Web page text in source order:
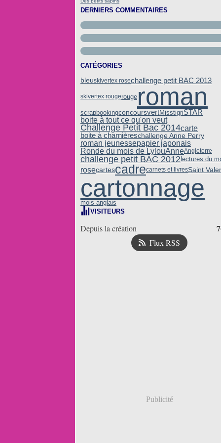
DERNIERS COMMENTAIRES
CATÉGORIES
bleuskivertex rosechallenge petit BAC 2013
skivertex rougerouge roman
scrapbookingconcoursvertMisstigriSTAR
boite à tout ce qu'on veut
Challenge Petit Bac 2014carte
boite à charnièreschallenge Anne Perry
roman jeunessepapier japonais
Ronde du mois de LylouAnneAngleterre
challenge petit BAC 2012 lectures du
rosecartescadrecarnets et livresSaint
cartonnage
mois anglais
VISITEURS
Depuis la création
Flux RSS
Publicité